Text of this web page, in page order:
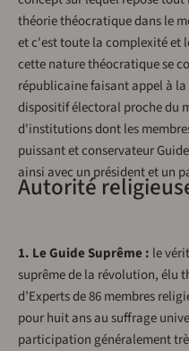
théorie théocratique dans le
et c'est toute la complexité et
cette nature théocratique se
républicaine faisant appel à
dispositif électoral proche du
d'institutions dont les
puissant et conservateur
ainsi avec un président et un
Autorité
1. Le Guide Suprême : le
suprême de la révolution, élu
d’Experts de 86 membres
pour huit ans au suffrage
participation généralement